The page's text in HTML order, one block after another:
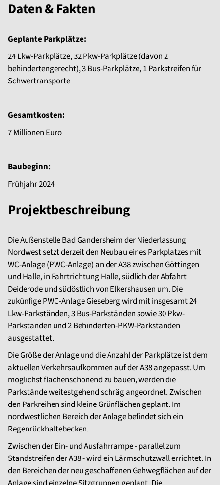
Daten & Fakten
Geplante Parkplätze:
24 Lkw-Parkplätze, 32 Pkw-Parkplätze (davon 2
behindertengerecht), 3 Bus-Parkplätze, 1 Parkstreifen für
Schwertransporte
Gesamtkosten:
7 Millionen Euro
Baubeginn:
Frühjahr 2024
Projektbeschreibung
Die Außenstelle Bad Gandersheim der Niederlassung
Nordwest setzt derzeit den Neubau eines Parkplatzes mit
WC-Anlage (PWC-Anlage) an der A38 zwischen Göttingen
und Halle, in Fahrtrichtung Halle, südlich der Abfahrt
Deiderode und südöstlich von Elkershausen um. Die
zukünfige PWC-Anlage Gieseberg wird mit insgesamt 24
Lkw-Parkständen, 3 Bus-Parkständen sowie 30 Pkw-
Parkständen und 2 Behinderten-PKW-Parkständen
ausgestattet.
Die Größe der Anlage und die Anzahl der Parkplätze ist dem
aktuellen Verkehrsaufkommen auf der A38 angepasst. Um
möglichst flächenschonend zu bauen, werden die
Parkstände weitestgehend schräg angeordnet. Zwischen
den Parkreihen sind kleine Grünflächen geplant. Im
nordwestlichen Bereich der Anlage befindet sich ein
Regenrückhaltebecken.
Zwischen der Ein- und Ausfahrrampe - parallel zum
Standstreifen der A38 - wird ein Lärmschutzwall errichtet. In
den Bereichen der neu geschaffenen Gehwegflächen auf der